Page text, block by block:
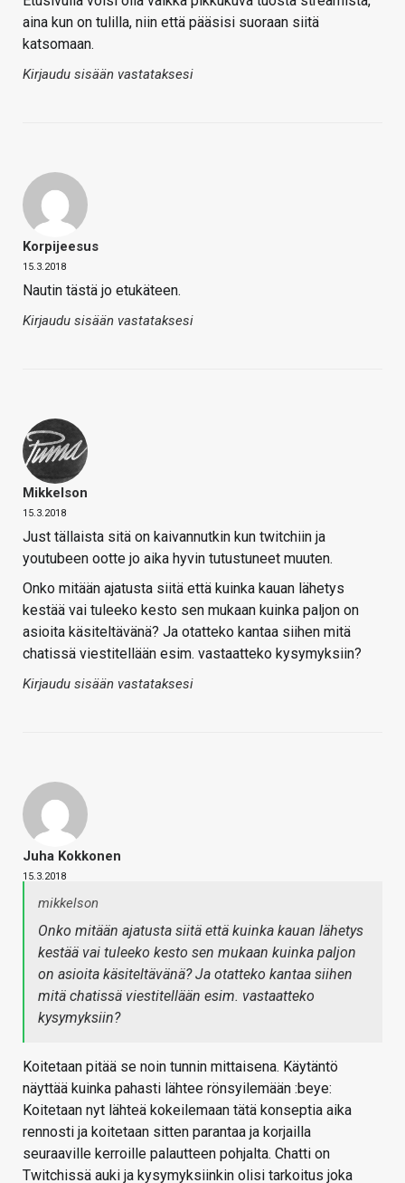
aina kun on tulilla, niin että pääsisi suoraan siitä
katsomaan.
Kirjaudu sisään vastataksesi
Korpijeesus
15.3.2018
Nautin tästä jo etukäteen.
Kirjaudu sisään vastataksesi
Mikkelson
15.3.2018
Just tällaista sitä on kaivannutkin kun twitchiin ja
youtubeen ootte jo aika hyvin tutustuneet muuten.
Onko mitään ajatusta siitä että kuinka kauan lähetys
kestää vai tuleeko kesto sen mukaan kuinka paljon on
asioita käsiteltävänä? Ja otatteko kantaa siihen mitä
chatissä viestitellään esim. vastaatteko kysymyksiin?
Kirjaudu sisään vastataksesi
Juha Kokkonen
15.3.2018
mikkelson
Onko mitään ajatusta siitä että kuinka kauan lähetys
kestää vai tuleeko kesto sen mukaan kuinka paljon
on asioita käsiteltävänä? Ja otatteko kantaa siihen
mitä chatissä viestitellään esim. vastaatteko
kysymyksiin?
Koitetaan pitää se noin tunnin mittaisena. Käytäntö
näyttää kuinka pahasti lähtee rönsyilemään :beye:
Koitetaan nyt lähteä kokeilemaan tätä konseptia aika
rennosti ja koitetaan sitten parantaa ja korjailla
seuraaville kerroille palautteen pohjalta. Chatti on
Twitchissä auki ja kysymyksiinkin olisi tarkoitus joka